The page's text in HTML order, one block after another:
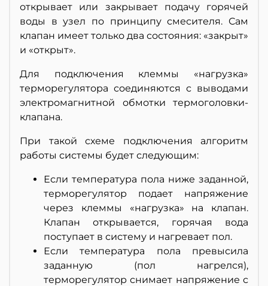
открывает или закрывает подачу горячей
воды в узел по принципу смесителя. Сам
клапан имеет только два состояния: «закрыт»
и «открыт».
Для подключения клеммы «нагрузка»
терморегулятора соединяются с выводами
электромагнитной обмотки термоголовки-
клапана.
При такой схеме подключения алгоритм
работы системы будет следующим:
Если температура пола ниже заданной,
терморегулятор подает напряжение
через клеммы «нагрузка» на клапан.
Клапан открывается, горячая вода
поступает в систему и нагревает пол.
Если температура пола превысила
заданную (пол нагрелся),
терморегулятор снимает напряжение с